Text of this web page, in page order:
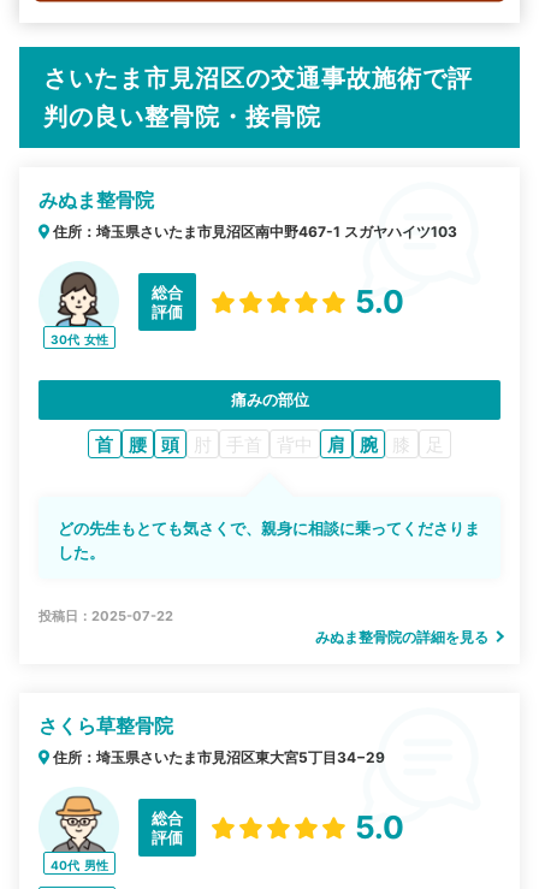
さいたま市見沼区の交通事故施術で評
判の良い整骨院・接骨院
みぬま整骨院
住所：埼玉県さいたま市見沼区南中野467-1 スガヤハイツ103
30代 女性
総合
評価
5.0
痛みの部位
首 腰 頭 肘 手首 背中 肩 腕 膝 足
どの先生もとても気さくで、親身に相談に乗ってくださりま
した。
投稿日：2025-07-22
みぬま整骨院の詳細を見る
さくら草整骨院
住所：埼玉県さいたま市見沼区東大宮5丁目34−29
40代 男性
総合
評価
5.0